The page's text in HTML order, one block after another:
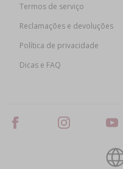
Termos de serviço
Reclamações e devoluções
Política de privacidade
Dicas e FAQ